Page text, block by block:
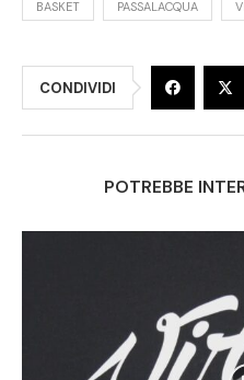
BASKET PASSALACQUA
CONDIVIDI
POTREBBE